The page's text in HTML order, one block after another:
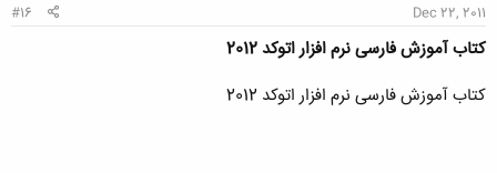
Dec 22, 2011
#16
کتاب آموزش فارسی نرم افزار اتوکد 2012
کتاب آموزش فارسی نرم افزار اتوکد 2012